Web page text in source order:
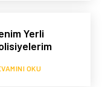
Yerli
OKU